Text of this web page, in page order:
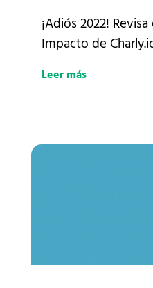
¡Adiós 2022!
Impacto de
Leer más